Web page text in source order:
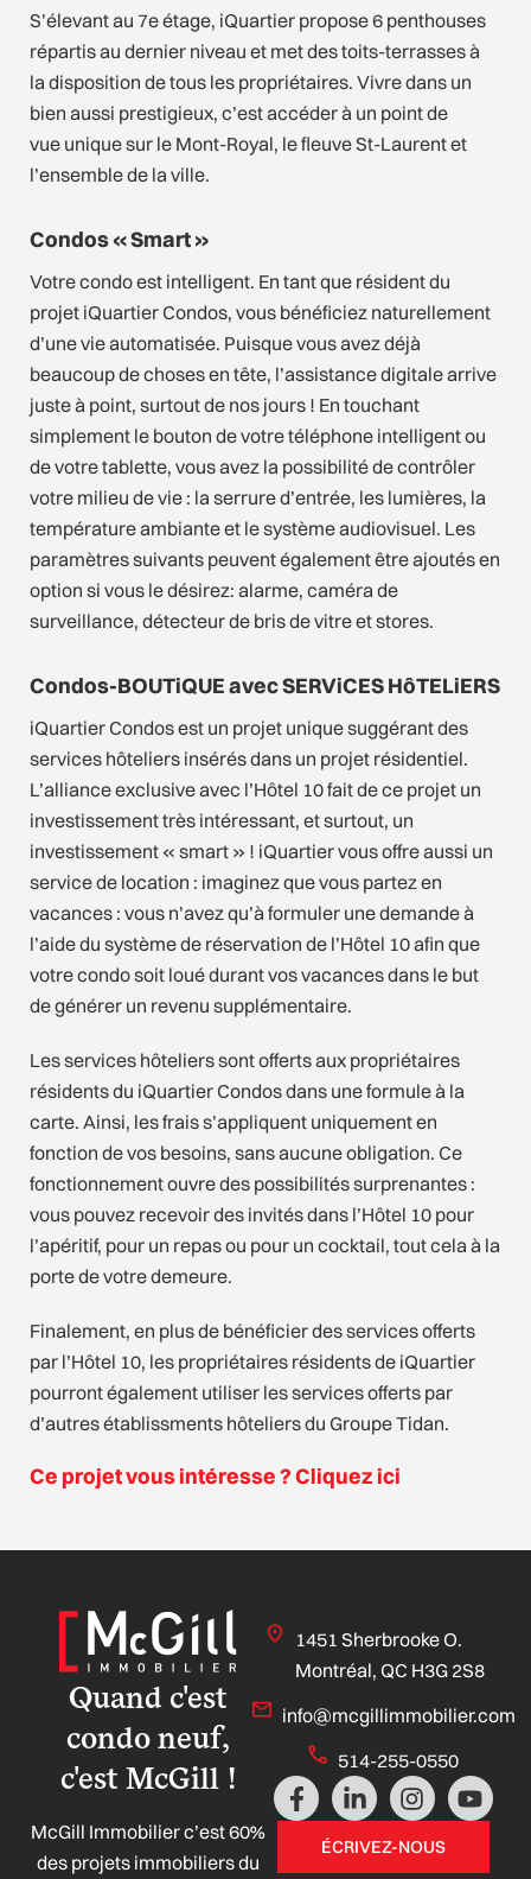
S’élevant au 7e étage, iQuartier propose 6 penthouses
répartis au dernier niveau et met des toits-terrasses à
la disposition de tous les propriétaires. Vivre dans un
bien aussi prestigieux, c’est accéder à un point de
vue unique sur le Mont-Royal, le fleuve St-Laurent et
l’ensemble de la ville.
Condos « Smart »
Votre condo est intelligent. En tant que résident du
projet iQuartier Condos, vous bénéficiez naturellement
d’une vie automatisée. Puisque vous avez déjà
beaucoup de choses en tête, l’assistance digitale arrive
juste à point, surtout de nos jours ! En touchant
simplement le bouton de votre téléphone intelligent ou
de votre tablette, vous avez la possibilité de contrôler
votre milieu de vie : la serrure d’entrée, les lumières, la
température ambiante et le système audiovisuel. Les
paramètres suivants peuvent également être ajoutés en
option si vous le désirez: alarme, caméra de
surveillance, détecteur de bris de vitre et stores.
Condos-BOUTiQUE avec SERViCES HôTELiERS
iQuartier Condos est un projet unique suggérant des
services hôteliers insérés dans un projet résidentiel.
L’alliance exclusive avec l’Hôtel 10 fait de ce projet un
investissement très intéressant, et surtout, un
investissement « smart » ! iQuartier vous offre aussi un
service de location : imaginez que vous partez en
vacances : vous n’avez qu’à formuler une demande à
l’aide du système de réservation de l’Hôtel 10 afin que
votre condo soit loué durant vos vacances dans le but
de générer un revenu supplémentaire.
Les services hôteliers sont offerts aux propriétaires
résidents du iQuartier Condos dans une formule à la
carte. Ainsi, les frais s’appliquent uniquement en
fonction de vos besoins, sans aucune obligation. Ce
fonctionnement ouvre des possibilités surprenantes :
vous pouvez recevoir des invités dans l’Hôtel 10 pour
l’apéritif, pour un repas ou pour un cocktail, tout cela à la
porte de votre demeure.
Finalement, en plus de bénéficier des services offerts
par l’Hôtel 10, les propriétaires résidents de iQuartier
pourront également utiliser les services offerts par
d’autres établissments hôteliers du Groupe Tidan.
Ce projet vous intéresse ? Cliquez ici
Quand c'est
condo neuf,
c'est McGill !
McGill Immobilier c’est 60%
des projets immobiliers du
1451 Sherbrooke O.
Montréal, QC H3G 2S8
info@mcgillimmobilier.com
514-255-0550
F
a
L
i
n
k
I
n
s
t
Y
o
ÉCRIVEZ-NOUS